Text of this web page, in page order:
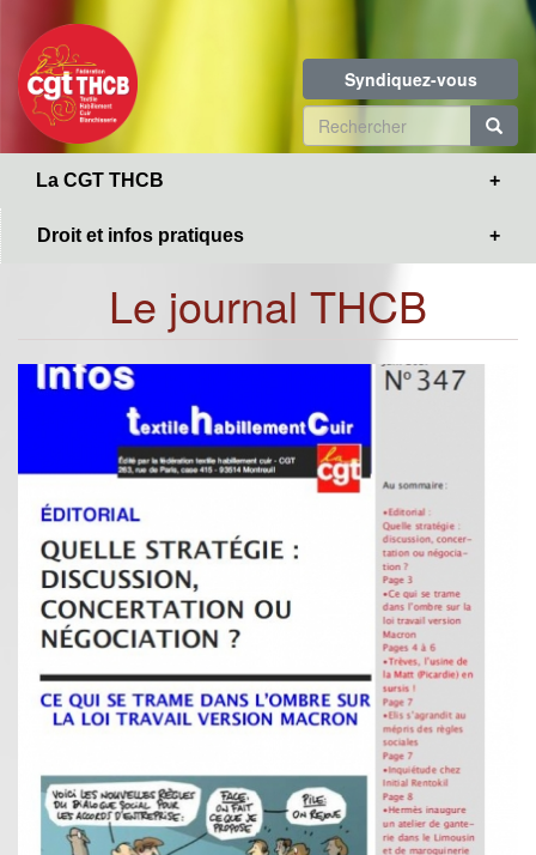
contenu
principal
Syndiquez-vous
Formulaire
de
La CGT THCB
Droit et infos pratiques
Le journal THCB